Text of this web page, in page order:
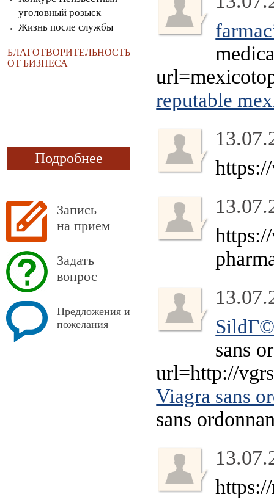
уголовный розыск
Жизнь после службы
БЛАГОТВОРИТЕЛЬНОСТЬ
ОТ БИЗНЕСА
Подробнее
Запись
на прием
Задать
вопрос
Предложения и
пожелания
reputable
sans
url=http://
Viagra sans
sans